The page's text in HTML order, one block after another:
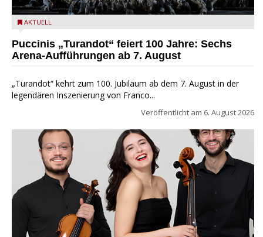
Turandot in der Arena von Verona - Ennevi für Fondazione
AKTUELL
Puccinis „Turandot“ feiert 100 Jahre: Sechs
Arena-Aufführungen ab 7. August
„Turandot“ kehrt zum 100. Jubiläum ab dem 7. August in der
legendären Inszenierung von Franco...
Veröffentlicht am 6. August 2026